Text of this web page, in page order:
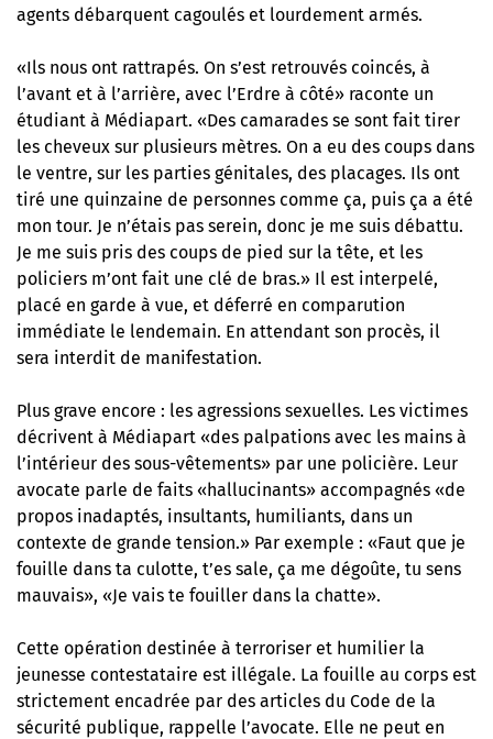
agents débarquent cagoulés et lourdement armés.
«Ils nous ont rattrapés. On s’est retrouvés coincés, à
l’avant et à l’arrière, avec l’Erdre à côté» raconte un
étudiant à Médiapart. «Des camarades se sont fait tirer
les cheveux sur plusieurs mètres. On a eu des coups dans
le ventre, sur les parties génitales, des placages. Ils ont
tiré une quinzaine de personnes comme ça, puis ça a été
mon tour. Je n’étais pas serein, donc je me suis débattu.
Je me suis pris des coups de pied sur la tête, et les
policiers m’ont fait une clé de bras.» Il est interpelé,
placé en garde à vue, et déferré en comparution
immédiate le lendemain. En attendant son procès, il
sera interdit de manifestation.
Plus grave encore : les agressions sexuelles. Les victimes
décrivent à Médiapart «des palpations avec les mains à
l’intérieur des sous-vêtements» par une policière. Leur
avocate parle de faits «hallucinants» accompagnés «de
propos inadaptés, insultants, humiliants, dans un
contexte de grande tension.» Par exemple : «Faut que je
fouille dans ta culotte, t’es sale, ça me dégoûte, tu sens
mauvais», «Je vais te fouiller dans la chatte».
Cette opération destinée à terroriser et humilier la
jeunesse contestataire est illégale. La fouille au corps est
strictement encadrée par des articles du Code de la
sécurité publique, rappelle l’avocate. Elle ne peut en